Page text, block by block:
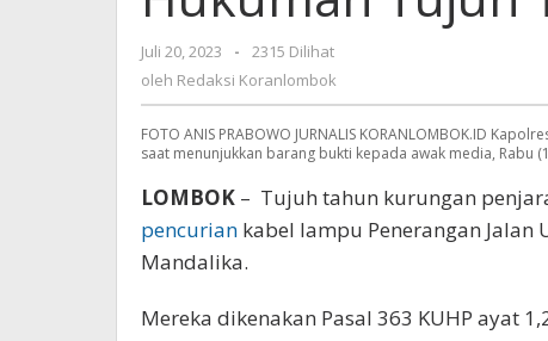
Tahun
Juli 20, 2023
oleh
Redaksi
-
2315 Dilihat
oleh Redaksi Koranlombok
FOTO ANIS PRABOWO JURNALIS KORANLOMBOK.ID
saat menunjukkan barang bukti kepada awak media, Rabu
LOMBOK – Tujuh tahun kurungan
pencurian kabel lampu Penerangan Jalan
Mandalika.
Mereka dikenakan Pasal 363 KUHP ayat